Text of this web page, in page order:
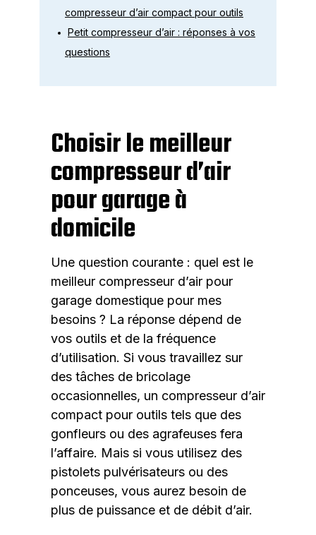
compresseur d’air compact pour outils
Petit compresseur d’air : réponses à vos
questions
Choisir le meilleur
compresseur d’air
pour garage à
domicile
Une question courante : quel est le
meilleur compresseur d’air pour
garage domestique pour mes
besoins ? La réponse dépend de
vos outils et de la fréquence
d’utilisation. Si vous travaillez sur
des tâches de bricolage
occasionnelles, un compresseur d’air
compact pour outils tels que des
gonfleurs ou des agrafeuses fera
l’affaire. Mais si vous utilisez des
pistolets pulvérisateurs ou des
ponceuses, vous aurez besoin de
plus de puissance et de débit d’air.